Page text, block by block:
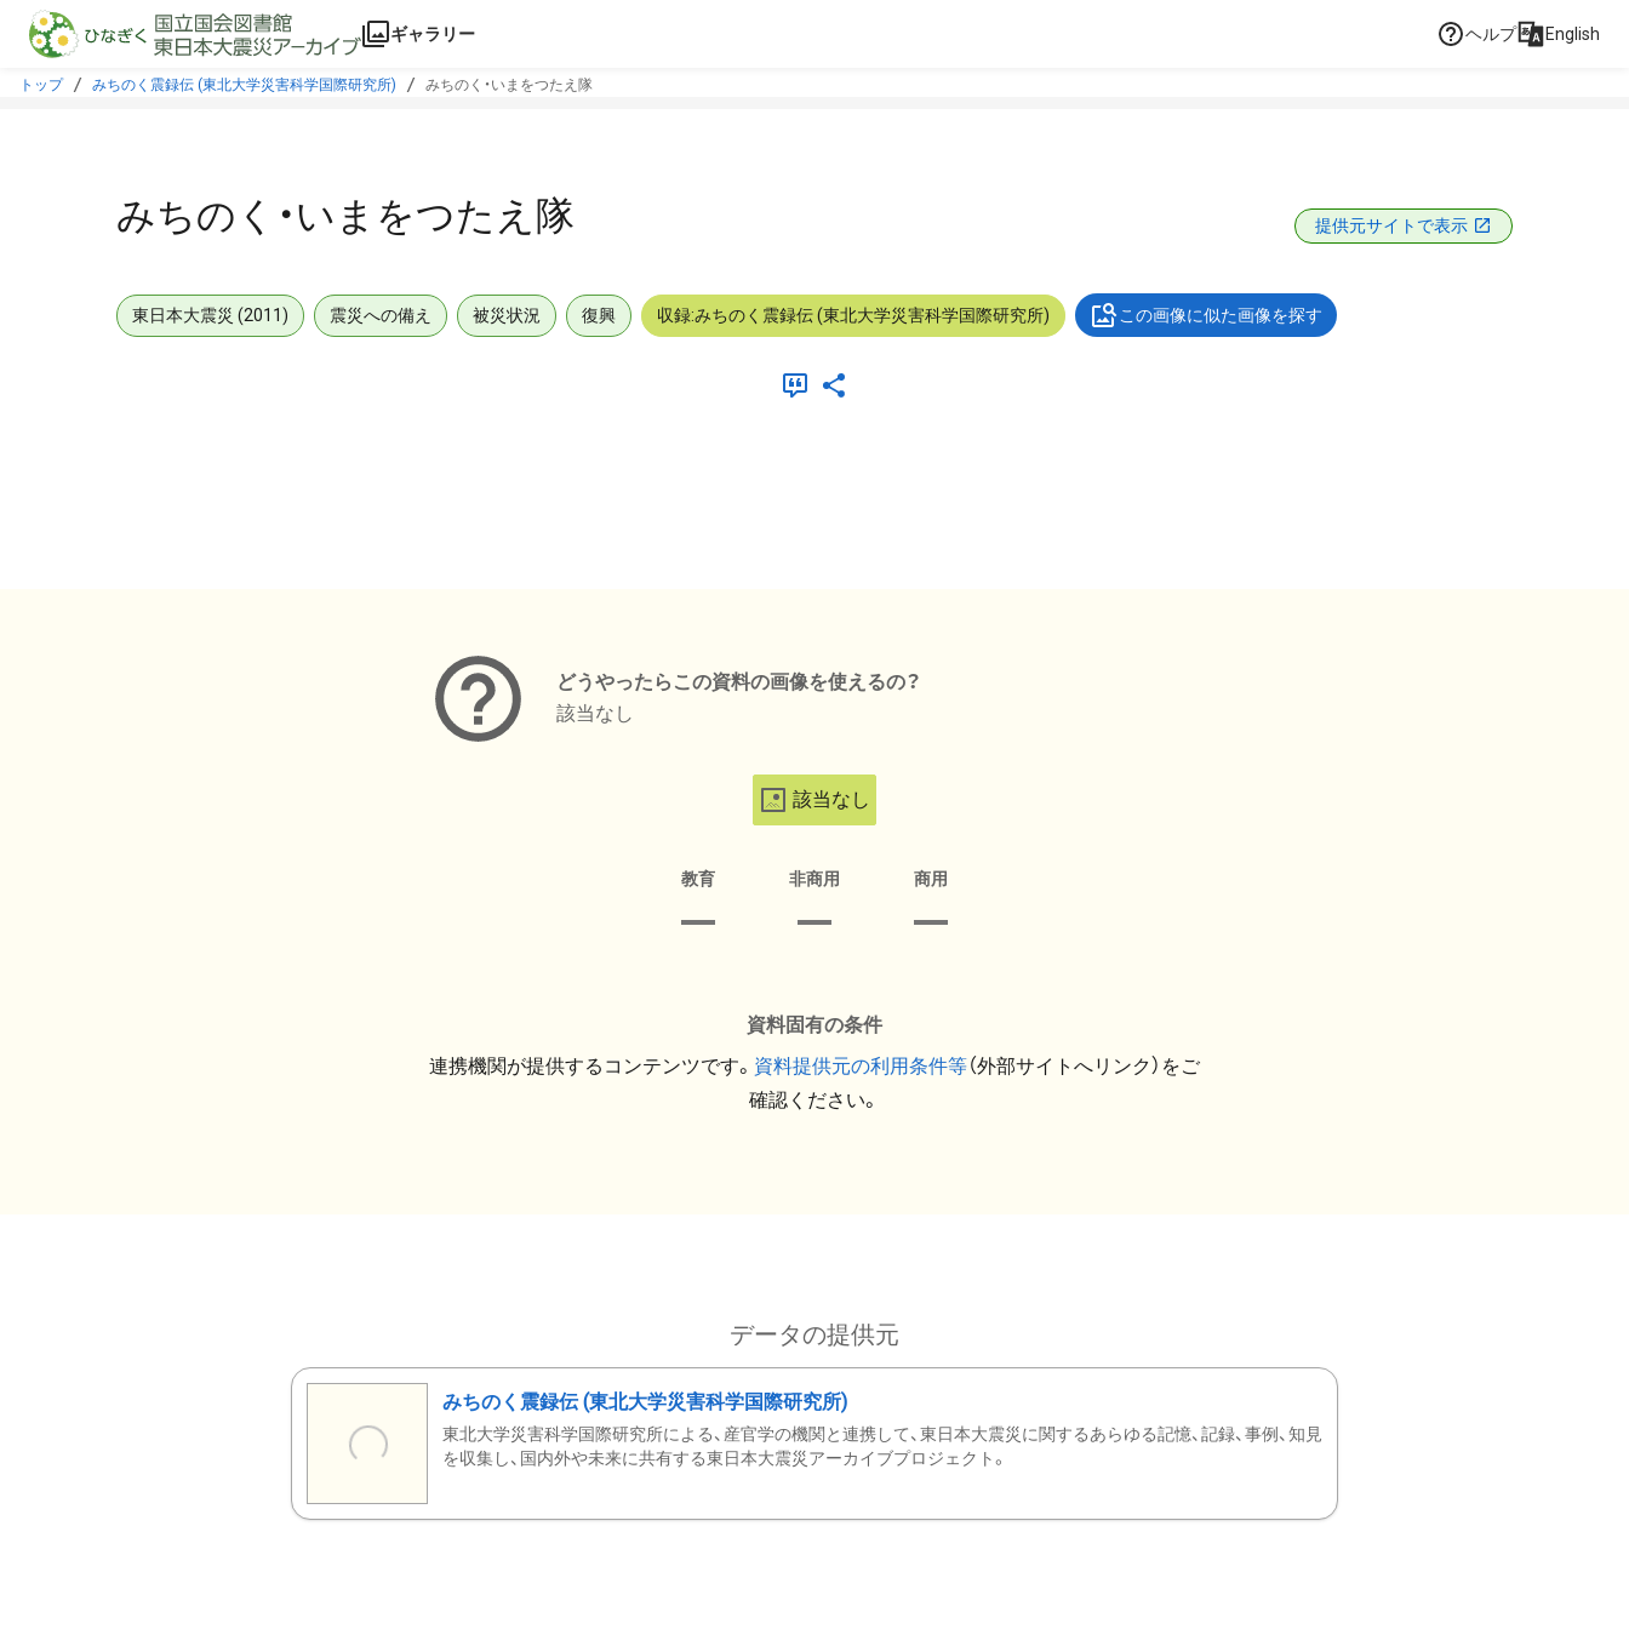
本文に飛ぶ
ギャラリー ヘルプ English
トップ みちのく震録伝 (東北大学災害科学国際研究所) みちのく・いまをつたえ隊
みちのく・いまをつたえ隊 提供元サイトで表示
東日本大震災 (2011) 震災への備え 被災状況 復興 収録:みちのく震録伝 (東北大学災害科学国際研究所) この画像に似た画像を探す
どうやったらこの資料の画像を使えるの？
該当なし
該当なし
教育 非商用 商用
資料固有の条件
連携機関が提供するコンテンツです。 資料提供元の利用条件等（外部サイトへリンク）をご
確認ください。
データの提供元
みちのく震録伝 (東北大学災害科学国際研究所)
東北大学災害科学国際研究所による、産官学の機関と連携して、東日本大震災に関するあらゆる記憶、記録、事例、知見
を収集し、国内外や未来に共有する東日本大震災アーカイブプロジェクト。